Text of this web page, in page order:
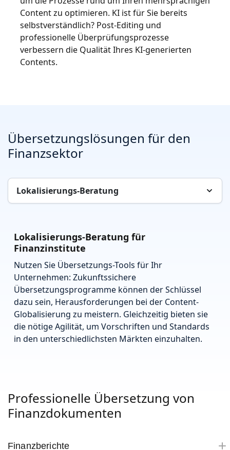
Content zu optimieren. KI ist für Sie bereits
selbstverständlich? Post-Editing und
professionelle Überprüfungsprozesse
verbessern die Qualität Ihres KI-generierten
Contents.
Übersetzungslösungen für den
Finanzsektor
Lokalisierungs-Beratung
Lokalisierungs-Beratung für
Finanzinstitute
Nutzen Sie Übersetzungs-Tools für Ihr
Unternehmen: Zukunftssichere
Übersetzungsprogramme können der Schlüssel
dazu sein, Herausforderungen bei der Content-
Globalisierung zu meistern. Gleichzeitig bieten sie
die nötige Agilität, um Vorschriften und Standards
in den unterschiedlichsten Märkten einzuhalten.
Professionelle Übersetzung von
Finanzdokumenten
Finanzberichte